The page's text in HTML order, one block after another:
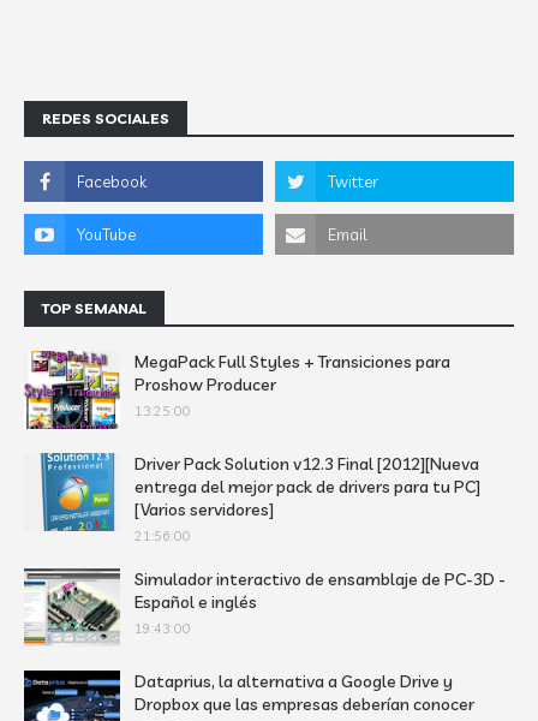
REDES SOCIALES
TOP SEMANAL
MegaPack Full Styles + Transiciones para
Proshow Producer
13:25:00
Driver Pack Solution v12.3 Final [2012][Nueva
entrega del mejor pack de drivers para tu PC]
[Varios servidores]
21:56:00
Simulador interactivo de ensamblaje de PC-3D -
Español e inglés
19:43:00
Dataprius, la alternativa a Google Drive y
Dropbox que las empresas deberían conocer